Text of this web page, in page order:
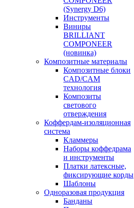
(Synergy D6)
Инструменты
Виниры
BRILLIANT
COMPONEER
(новинка)
Композитные материалы
Композитные блоки
CAD/СAM
технология
Композиты
светового
отверждения
Коффердам-изоляционная
система
Кламмеры
Наборы коффедрама
и инструменты
Платки латексные,
фиксирующие корды
Шаблоны
Одноразовая продукция
Банданы